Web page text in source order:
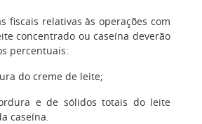
fiscais relativas às operações com
concentrado ou caseína deverão
percentuais:
do creme de leite;
e de sólidos totais do leite
caseína.